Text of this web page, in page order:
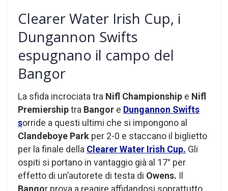
Clearer Water Irish Cup, i
Dungannon Swifts
espugnano il campo del
Bangor
La sfida incrociata tra Nifl Championship e Nifl
Premiershiptra Bangor e Dungannon Swifts
sorride a questi ultimi che si impongono al
Clandeboye Park per 2-0 e staccano il biglietto
per la finale della Clearer Water Irish Cup. Gli
ospiti si portano in vantaggio già al 17° per
effetto di un’autorete di testa di Owens. Il
Bangor prova a reagire affidandosi soprattutto